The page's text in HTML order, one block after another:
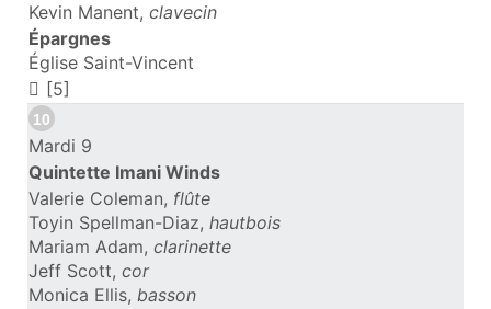
Kevin Manent, clavecin
Épargnes
Église Saint-Vincent
[5]
10
Mardi 9
Quintette Imani Winds
Valerie Coleman, flûte
Toyin Spellman-Diaz, hautbois
Mariam Adam, clarinette
Jeff Scott, cor
Monica Ellis, basson